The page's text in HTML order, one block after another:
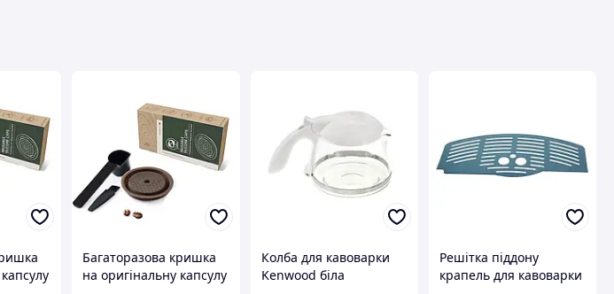
Багаторазова кришка
на оригінальну капсулу
Колба для кавоварки
Kenwood біла
Решітка піддону
крапель для кавоварки